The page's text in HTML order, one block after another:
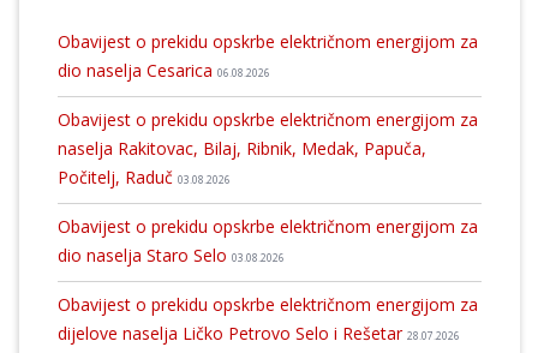
Obavijest o prekidu opskrbe električnom energijom za
dio naselja Cesarica 06.08.2026
Obavijest o prekidu opskrbe električnom energijom za
naselja Rakitovac, Bilaj, Ribnik, Medak, Papuča,
Počitelj, Raduč 03.08.2026
Obavijest o prekidu opskrbe električnom energijom za
dio naselja Staro Selo 03.08.2026
Obavijest o prekidu opskrbe električnom energijom za
dijelove naselja Ličko Petrovo Selo i Rešetar 28.07.2026